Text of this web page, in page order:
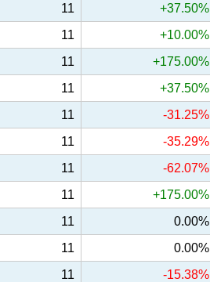
11 +37.50%
11 +10.00%
11 +175.00%
11 +37.50%
11 -31.25%
11 -35.29%
11 -62.07%
11 +175.00%
11 0.00%
11 0.00%
11 -15.38%